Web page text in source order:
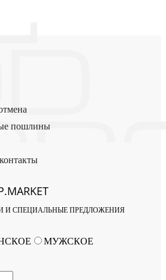
пошлины
И СПЕЦИАЛЬНЫЕ ПРЕДЛОЖЕНИЯ
МУЖСКОЕ